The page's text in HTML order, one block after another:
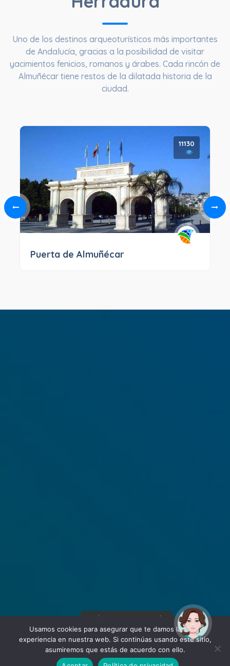
Uno de los destinos arqueoturísticos más importantes
de Andalucía, gracias a la posibilidad de visitar
yacimientos fenicios, romanos y árabes. Cada rincón de
Almuñécar tiene restos de la dilatada historia de la
ciudad.
11130
Puerta de Almuñécar
Usamos cookies para asegurar que te damos la mejor
experiencia en nuestra web. Si continúas usando este sitio,
asumiremos que estás de acuerdo con ello.
¡Hola! Soy Noy. ¿Puedo
ayudarte?